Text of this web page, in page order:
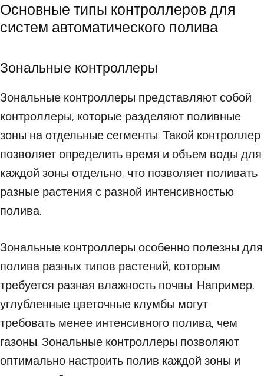
Основные типы контроллеров для
систем автоматического полива
Зональные контроллеры
Зональные контроллеры представляют собой
контроллеры, которые разделяют поливные
зоны на отдельные сегменты. Такой контроллер
позволяет определить время и объем воды для
каждой зоны отдельно, что позволяет поливать
разные растения с разной интенсивностью
полива.
Зональные контроллеры особенно полезны для
полива разных типов растений, которым
требуется разная влажность почвы. Например,
углубленные цветочные клумбы могут
требовать менее интенсивного полива, чем
газоны. Зональные контроллеры позволяют
оптимально настроить полив каждой зоны и